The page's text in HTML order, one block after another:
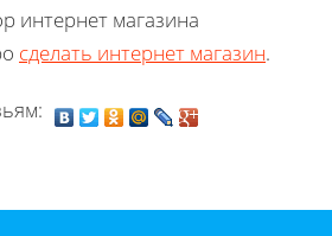
интернет магазина
сделать интернет магазин.